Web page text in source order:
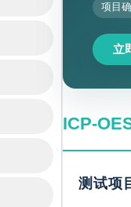
项目
立
ICP-
测试项